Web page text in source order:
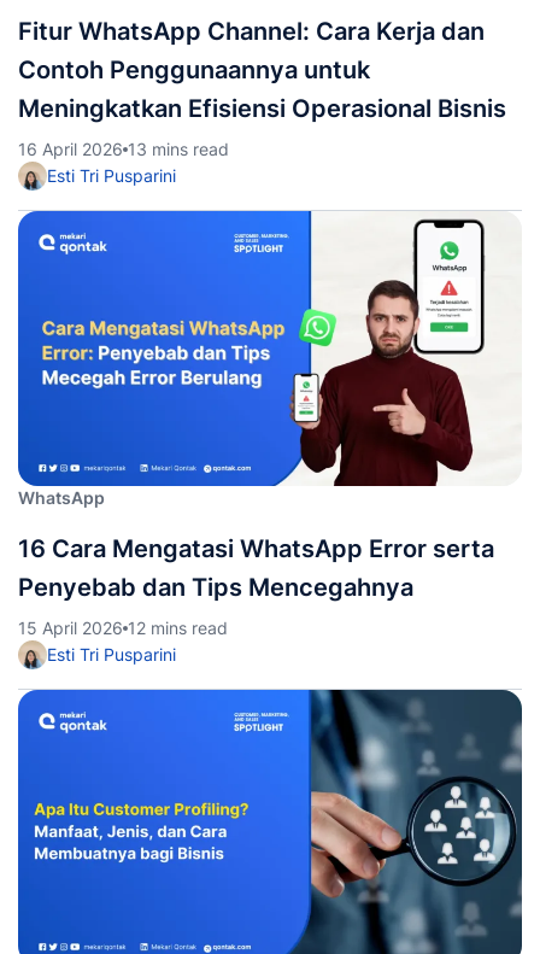
Fitur WhatsApp Channel: Cara Kerja dan
Contoh Penggunaannya untuk
Meningkatkan Efisiensi Operasional Bisnis
16 April 2026 13 mins read
Esti Tri Pusparini
WhatsApp
16 Cara Mengatasi WhatsApp Error serta
Penyebab dan Tips Mencegahnya
15 April 2026 12 mins read
Esti Tri Pusparini